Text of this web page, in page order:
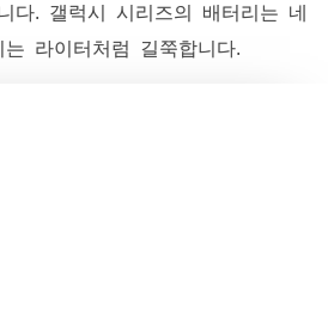
다. 갤럭시 시리즈의 배터리는 네
라이터처럼 길쭉합니다.